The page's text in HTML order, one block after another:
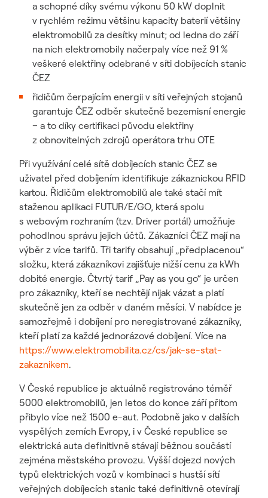
a schopné díky svému výkonu 50 kW doplnit
v rychlém režimu většinu kapacity baterií většiny
elektromobilů za desítky minut; od ledna do září
na nich elektromobily načerpaly více než 91 %
veškeré elektřiny odebrané v síti dobíjecích stanic
ČEZ
řidičům čerpajícím energii v síti veřejných stojanů
garantuje ČEZ odběr skutečně bezemisní energie
– a to díky certifikaci původu elektřiny
z obnovitelných zdrojů operátora trhu OTE
Při využívání celé sítě dobíjecích stanic ČEZ se
uživatel před dobíjením identifikuje zákaznickou RFID
kartou. Řidičům elektromobilů ale také stačí mít
staženou aplikaci FUTUR/E/GO, která spolu
s webovým rozhraním (tzv. Driver portál) umožňuje
pohodlnou správu jejich účtů. Zákazníci ČEZ mají na
výběr z více tarifů. Tři tarify obsahují „předplacenou“
složku, která zákazníkovi zajišťuje nižší cenu za kWh
dobité energie. Čtvrtý tarif „Pay as you go“ je určen
pro zákazníky, kteří se nechtějí nijak vázat a platí
skutečně jen za odběr v daném měsíci. V nabídce je
samozřejmě i dobíjení pro neregistrované zákazníky,
kteří platí za každé jednorázové dobíjení. Více na
https://www.elektromobilita.cz/cs/jak-se-stat-
zakaznikem.
V České republice je aktuálně registrováno téměř
5000 elektromobilů, jen letos do konce září přitom
přibylo více než 1500 e-aut. Podobně jako v dalších
vyspělých zemích Evropy, i v České republice se
elektrická auta definitivně stávají běžnou součástí
zejména městského provozu. Vyšší dojezd nových
typů elektrických vozů v kombinaci s hustší sítí
veřejných dobíjecích stanic také definitivně otevírají